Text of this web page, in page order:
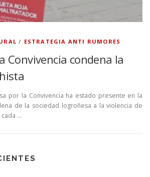
/ ESTRATEGIA ANTI RUMORES
Convivencia condena la
por la Convivencia ha estado presente en la
de la sociedad logroñesa a la violencia de
…